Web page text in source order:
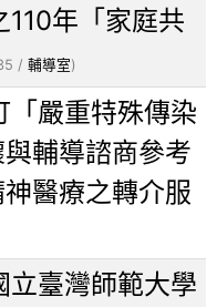
年「家庭共
/ 輔導室)
「嚴重特殊傳染
輔導諮商參考
醫療之轉介服
立臺灣師範大學